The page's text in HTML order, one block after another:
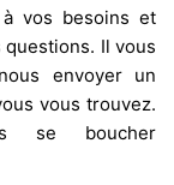
vos besoins et
questions. Il vous
envoyer un
vous trouvez.
se boucher